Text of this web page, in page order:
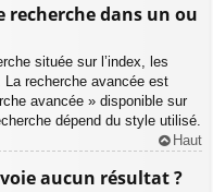
recherche dans un ou
située sur l’index, les
recherche avancée est
avancée » disponible sur
dépend du style utilisé.
Haut
aucun résultat ?